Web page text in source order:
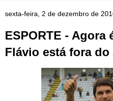
sexta-feira, 2 de dezembro de
ESPORTE -
Flávio está fora do